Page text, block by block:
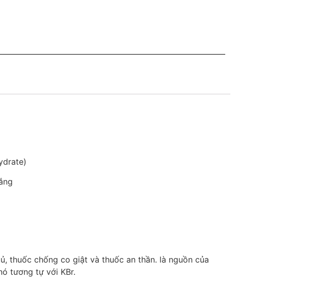
thuốc chống co giật và thuốc an thần. là nguồn của
tương tự với KBr.